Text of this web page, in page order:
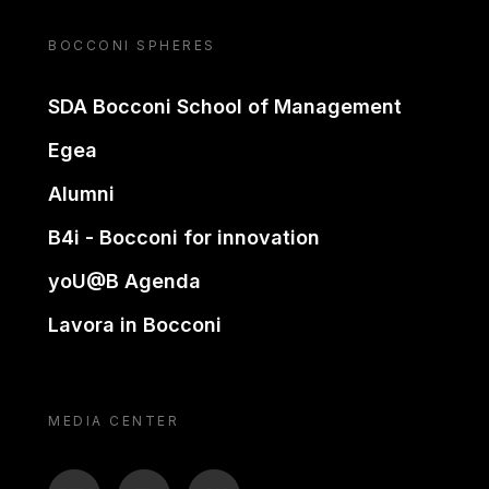
BOCCONI SPHERES
SDA Bocconi School of Management
Egea
Alumni
B4i - Bocconi for innovation
yoU@B Agenda
Lavora in Bocconi
MEDIA CENTER
BTV TL ON